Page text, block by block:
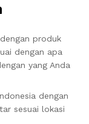
produk
dengan apa
yang Anda
dengan
sesuai lokasi